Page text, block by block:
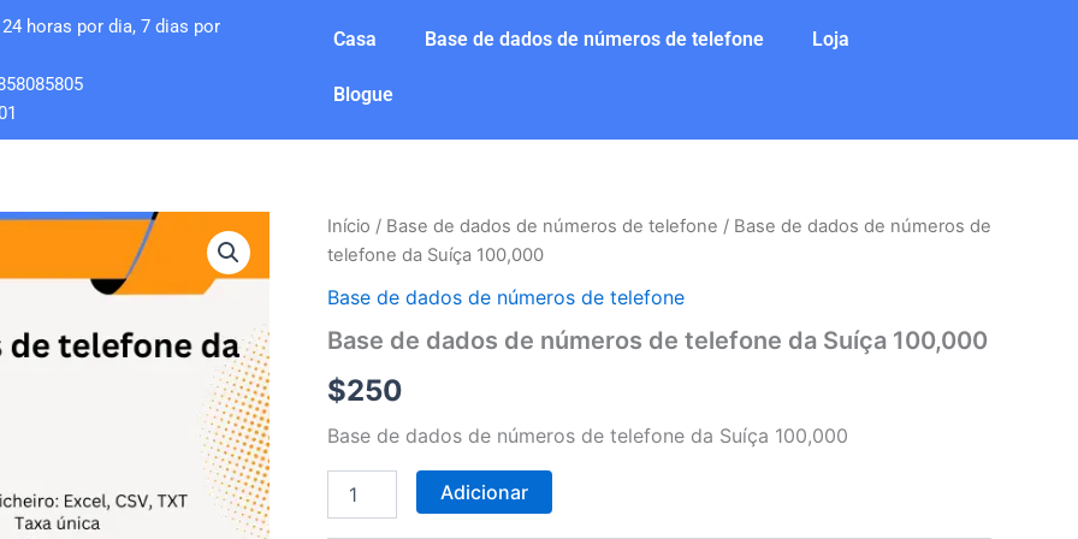
horas por dia, 7 dias por
Casa Base de dados de números de telefone Loja
Blogue
Início / Base de dados de números de telefone / Base de dados de números de
telefone da Suíça 100,000
Base de dados de números de telefone
Base de dados de números de telefone da Suíça 100,000
$250
Base de dados de números de telefone da Suíça 100,000
Quantidade
de
de
de
de
da
100,000
Adicionar